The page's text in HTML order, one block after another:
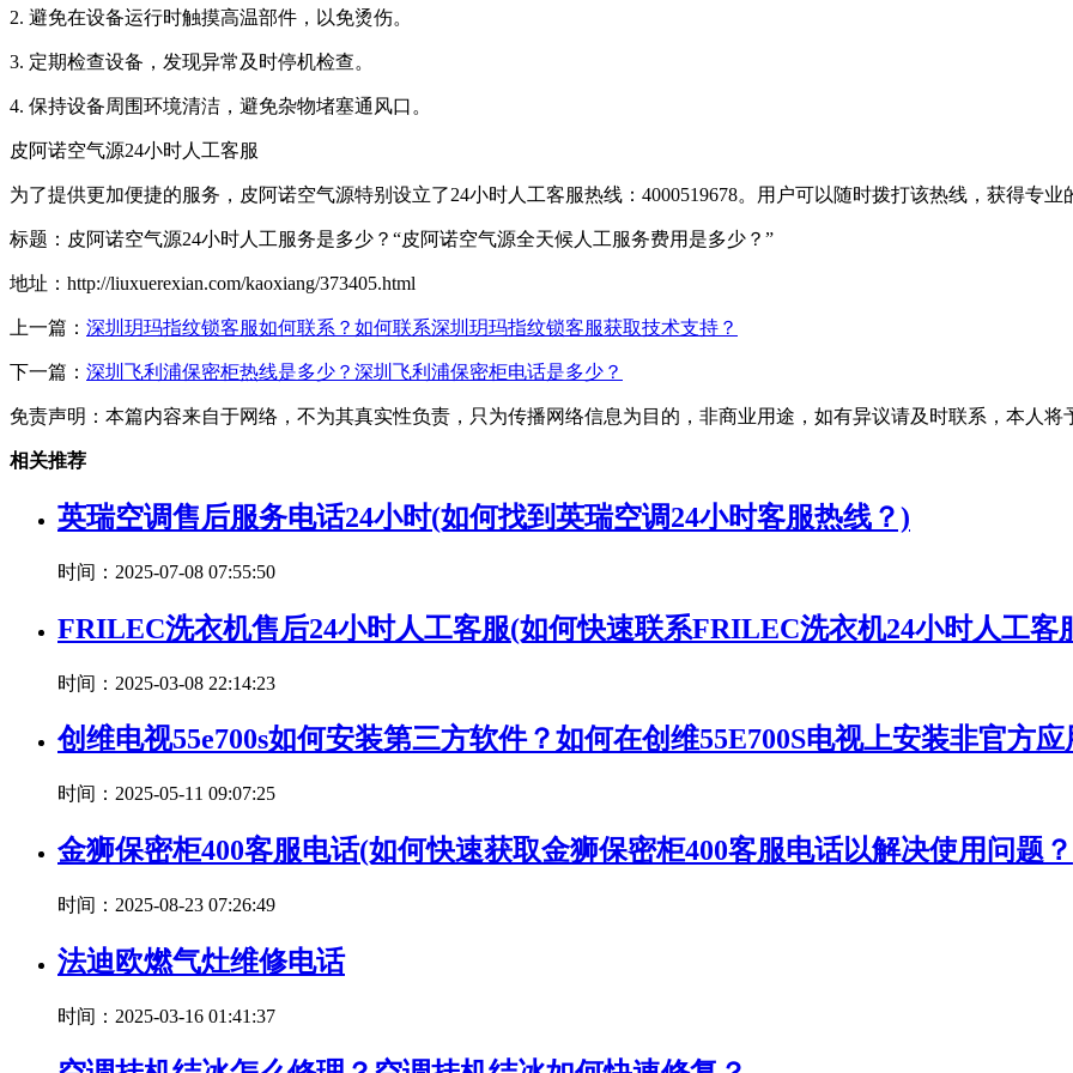
2. 避免在设备运行时触摸高温部件，以免烫伤。
3. 定期检查设备，发现异常及时停机检查。
4. 保持设备周围环境清洁，避免杂物堵塞通风口。
皮阿诺空气源24小时人工客服
为了提供更加便捷的服务，皮阿诺空气源特别设立了24小时人工客服热线：4000519678。用户可以随时拨打该热线，获得专业
标题：皮阿诺空气源24小时人工服务是多少？“皮阿诺空气源全天候人工服务费用是多少？”
地址：http://liuxuerexian.com/kaoxiang/373405.html
上一篇： 深圳玥玛指纹锁客服如何联系？如何联系深圳玥玛指纹锁客服获取技术支持？
下一篇： 深圳飞利浦保密柜热线是多少？深圳飞利浦保密柜电话是多少？
免责声明：本篇内容来自于网络，不为其真实性负责，只为传播网络信息为目的，非商业用途，如有异议请及时联系，本人将
相关推荐
英瑞空调售后服务电话24小时(如何找到英瑞空调24小时客服热线？)
时间：2025-07-08 07:55:50
FRILEC洗衣机售后24小时人工客服(如何快速联系FRILEC洗衣机24小时人工客
时间：2025-03-08 22:14:23
创维电视55e700s如何安装第三方软件？如何在创维55E700S电视上安装非官方应
时间：2025-05-11 09:07:25
金狮保密柜400客服电话(如何快速获取金狮保密柜400客服电话以解决使用问题？
时间：2025-08-23 07:26:49
法迪欧燃气灶维修电话
时间：2025-03-16 01:41:37